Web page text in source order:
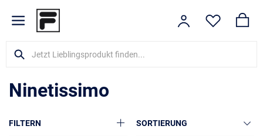
Ninetissimo
FILTERN SORTIERUNG